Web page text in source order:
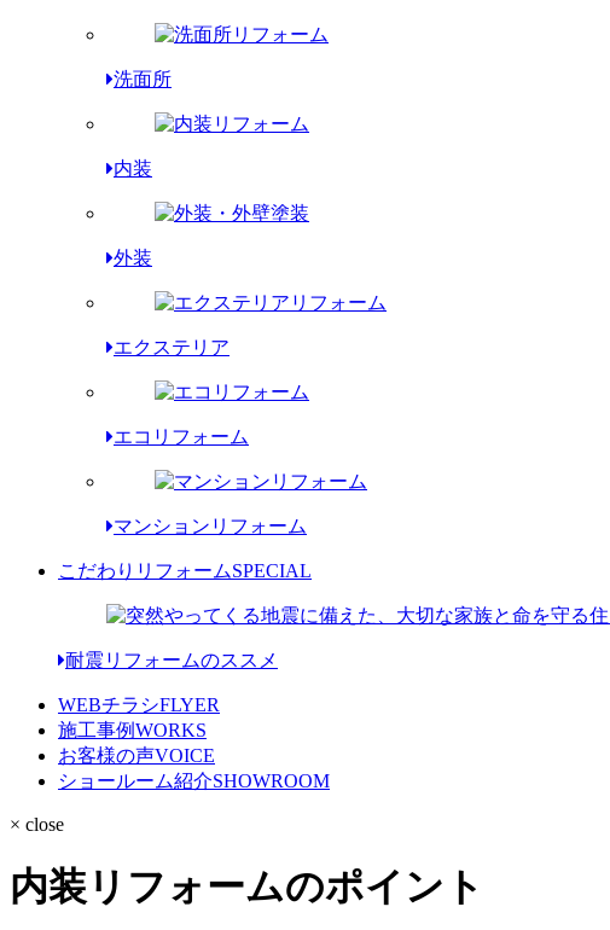
洗面所
内装
外装
エクステリア
エコリフォーム
マンションリフォーム
こだわりリフォームSPECIAL
耐震リフォームのススメ
WEBチラシFLYER
施工事例WORKS
お客様の声VOICE
ショールーム紹介SHOWROOM
× close
内装リフォームのポイント